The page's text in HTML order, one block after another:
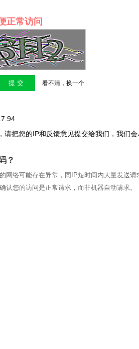
正常访问
看不清，换一个
请把您的IP和反馈意见提交给我们，我们
？
网络可能存在异常，同IP短时间内大量发送
认您的访问是正常请求，而非机器自动请求。